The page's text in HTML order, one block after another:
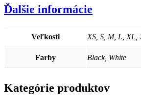
Ďalšie informácie
Veľkosti XS, S, M, L, XL,
Farby Black, White
Kategórie produktov